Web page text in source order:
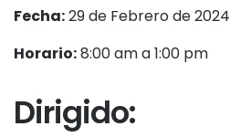
Fecha:29 de Febrero de 2024
Horario:8:00 am a 1:00 pm
Dirigido: